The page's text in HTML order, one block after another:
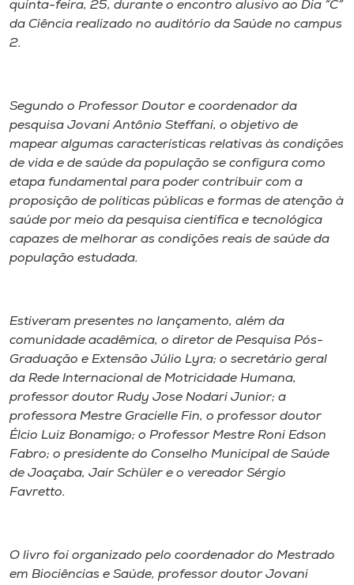
A+
A-
quinta-feira, 25, durante o encontro alusivo ao Dia “C”
da Ciência realizado no auditório da Saúde no campus
2.
Segundo o Professor Doutor e coordenador da
pesquisa Jovani Antônio Steffani, o objetivo de
mapear algumas características relativas às condições
de vida e de saúde da população se configura como
etapa fundamental para poder contribuir com a
proposição de políticas públicas e formas de atenção à
saúde por meio da pesquisa científica e tecnológica
capazes de melhorar as condições reais de saúde da
população estudada.
Estiveram presentes no lançamento, além da
comunidade acadêmica, o diretor de Pesquisa Pós-
Graduação e Extensão Júlio Lyra; o secretário geral
da Rede Internacional de Motricidade Humana,
professor doutor Rudy Jose Nodari Junior; a
professora Mestre Gracielle Fin, o professor doutor
Élcio Luiz Bonamigo; o Professor Mestre Roni Edson
Fabro; o presidente do Conselho Municipal de Saúde
de Joaçaba, Jair Schüler e o vereador Sérgio
Favretto.
O livro foi organizado pelo coordenador do Mestrado
em Biociências e Saúde, professor doutor Jovani